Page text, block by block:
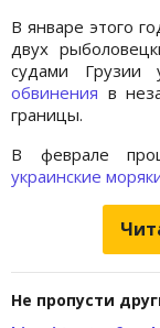
В январе этого
двух
судами Грузии
обвинения в
границы.
В феврале
украинские
Не пропусти